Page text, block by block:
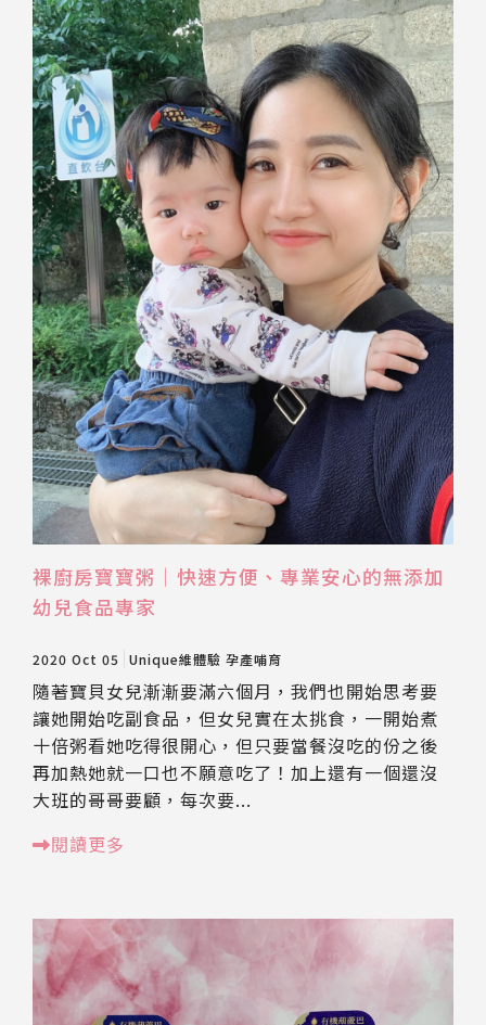
裸廚房寶寶粥│快速方便、專業安心的無添加
幼兒食品專家
2020 Oct 05 Unique維體驗 孕產哺育
隨著寶貝女兒漸漸要滿六個月，我們也開始思考要
讓她開始吃副食品，但女兒實在太挑食，一開始煮
十倍粥看她吃得很開心，但只要當餐沒吃的份之後
再加熱她就一口也不願意吃了！加上還有一個還沒
大班的哥哥要顧，每次要...
閱讀更多